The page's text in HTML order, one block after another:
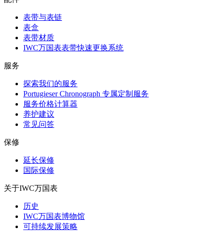
表带与表链
表盒
表带材质
IWC万国表表带快速更换系统
服务
探索我们的服务
Portugieser Chronograph 专属定制服务
服务价格计算器
养护建议
常见问答
保修
延长保修
国际保修
关于IWC万国表
历史
IWC万国表博物馆
可持续发展策略